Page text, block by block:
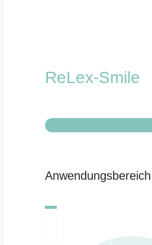
ReLex-Smile
Anwendungsbereich